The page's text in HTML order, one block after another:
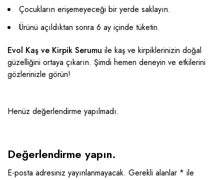
Çocukların erişemeyeceği bir yerde saklayın.
Ürünü açıldıktan sonra 6 ay içinde tüketin.
Evol Kaş ve Kirpik Serumu ile kaş ve kirpiklerinizin doğal
güzelliğini ortaya çıkarın. Şimdi hemen deneyin ve etkilerini
gözlerinizle görün!
Henüz değerlendirme yapılmadı.
Değerlendirme yapın.
E-posta adresiniz yayınlanmayacak. Gerekli alanlar * ile